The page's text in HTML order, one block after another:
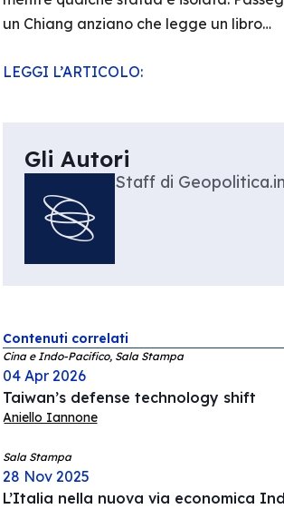
un Chiang anziano che legge un libro…
LEGGI L’ARTICOLO:
Gli Autori
Staff di
Contenuti correlati
Cina e Indo-Pacifico, Sala Stampa
04 Apr 2026
Taiwan’s defense technology shift
Aniello Iannone
Sala Stampa
28 Nov 2025
L’Italia nella nuova via economica